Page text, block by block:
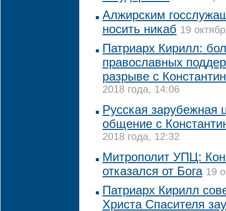
Алжирским
носить никаб 19
Патриарх Кирилл:
православных
разрыве с
2018 года, 14:06
Русская зарубежная
общение с
2018 года, 12:32
Митрополит УПЦ:
отказался от Бога 19
Патриарх Кирилл
Христа Спасителя